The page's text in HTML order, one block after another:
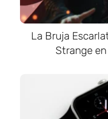
La Bruja
Strange